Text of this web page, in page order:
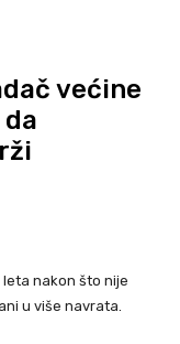
većine
nakon što nije
u više navrata.